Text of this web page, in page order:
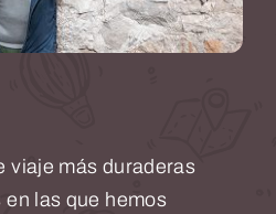
viaje más duraderas
las que hemos